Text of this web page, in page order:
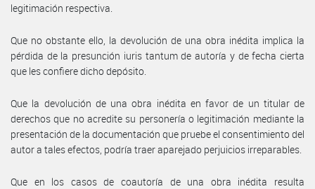
legitimación respectiva.
Que no obstante ello, la devolución de una obra inédita implica la
pérdida de la presunción iuris tantum de autoría y de fecha cierta
que les confiere dicho depósito.
Que la devolución de una obra inédita en favor de un titular de
derechos que no acredite su personería o legitimación mediante la
presentación de la documentación que pruebe el consentimiento del
autor a tales efectos, podría traer aparejado perjuicios irreparables.
Que en los casos de coautoría de una obra inédita resulta